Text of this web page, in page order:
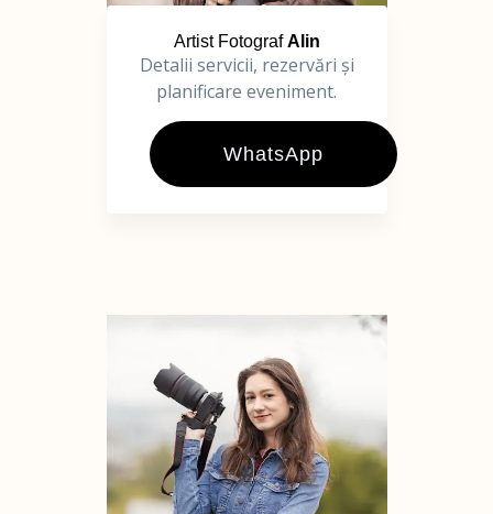
Artist FotografAlin
Detalii servicii, rezervări și
planificare eveniment.
WhatsApp